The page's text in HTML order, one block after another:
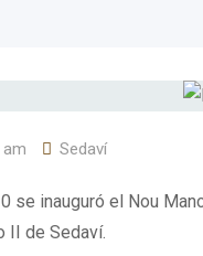
Sedaví
se inauguró el Nou
II de Sedaví.